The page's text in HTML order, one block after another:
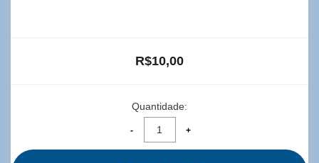
R$10,00
Quantidade: